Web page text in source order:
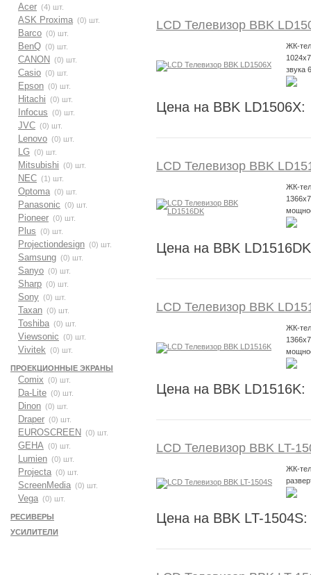
Acer (4) шт.
ASK Proxima (0) шт.
Barco (0) шт.
BenQ (0) шт.
CANON (0) шт.
Casio (0) шт.
Epson (0) шт.
Hitachi (0) шт.
Infocus (0) шт.
JVC (0) шт.
Lenovo (0) шт.
LG (0) шт.
Mitsubishi (0) шт.
NEC (1) шт.
Optoma (0) шт.
Panasonic (0) шт.
Pioneer (0) шт.
Plus (0) шт.
Projectiondesign (0) шт.
Samsung (0) шт.
Sanyo (0) шт.
Sharp (0) шт.
Sony (0) шт.
Taxan (0) шт.
Toshiba (0) шт.
Viewsonic (0) шт.
Vivitek (0) шт.
ПРОЕКЦИОННЫЕ ЭКРАНЫ
Comix (0) шт.
Da-Lite (0) шт.
Dinon (0) шт.
Draper (0) шт.
EUROSCREEN (0) шт.
GEHA (0) шт.
Lumien (0) шт.
Projecta (0) шт.
ScreenMedia (0) шт.
Vega (0) шт.
РЕСИВЕРЫ
УСИЛИТЕЛИ
LCD Телевизор BBK
ЖК-
звука
Цена на BBK LD1506X:
LCD Телевизор BBK
ЖК-
Цена на BBK
LCD Телевизор BBK
ЖК-
Цена на BBK LD1516K:
LCD Телевизор BBK LT-
ЖК-
Цена на BBK LT-1504S: